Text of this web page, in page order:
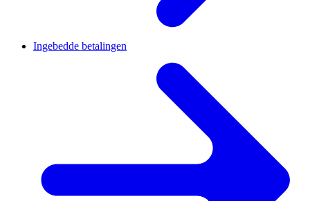
Ingebedde betalingen